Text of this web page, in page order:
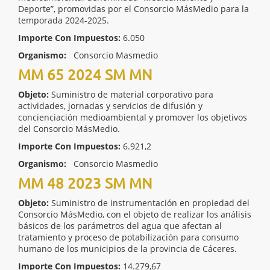
Deporte”, promovidas por el Consorcio MásMedio para la
temporada 2024-2025.
Importe Con Impuestos: 6.050
Organismo:
Consorcio Masmedio
MM 65 2024 SM MN
Objeto: Suministro de material corporativo para
actividades, jornadas y servicios de difusión y
concienciación medioambiental y promover los objetivos
del Consorcio MásMedio.
Importe Con Impuestos: 6.921,2
Organismo:
Consorcio Masmedio
MM 48 2023 SM MN
Objeto: Suministro de instrumentación en propiedad del
Consorcio MásMedio, con el objeto de realizar los análisis
básicos de los parámetros del agua que afectan al
tratamiento y proceso de potabilización para consumo
humano de los municipios de la provincia de Cáceres.
Importe Con Impuestos: 14.279,67